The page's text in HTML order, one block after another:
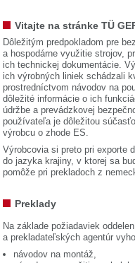
Vitajte na stránke TÜ
Dôležitým predpokladom pre
a hospodárne využitie strojov,
ich technickej dokumentácie.
ich výrobných liniek schádzali
prostredníctvom návodov na
dôležité informácie o ich
údržbe a prevádzkovej
používateľa je dôležitou
výrobcu o zhode ES.
Výrobcovia si preto pri exporte
do jazyka krajiny, v ktorej sa
pomôže pri prekladoch z
Preklady
Na základe požiadaviek
a prekladateľských agentúr
návodov na montáž,